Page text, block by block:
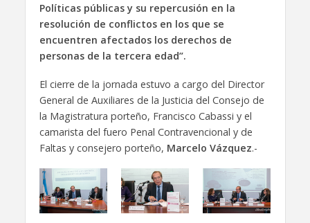
Políticas públicas y su repercusión en la
resolución de conflictos en los que se
encuentren afectados los derechos de
personas de la tercera edad”.
El cierre de la jornada estuvo a cargo del Director
General de Auxiliares de la Justicia del Consejo de
la Magistratura porteño, Francisco Cabassi y el
camarista del fuero Penal Contravencional y de
Faltas y consejero porteño, Marcelo Vázquez.-